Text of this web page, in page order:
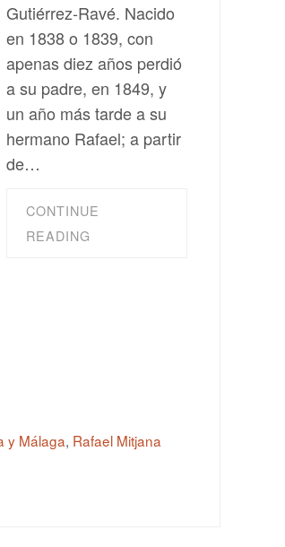
Gutiérrez-Ravé. Nacido
en 1838 o 1839, con
apenas diez años perdió
a su padre, en 1849, y
un año más tarde a su
hermano Rafael; a partir
de…
CONTINUE
READING
y Málaga, Rafael Mitjana